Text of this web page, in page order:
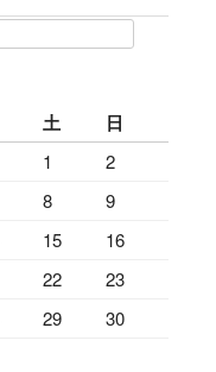
土 日
1
2
8
9
15
16
22
23
29
30